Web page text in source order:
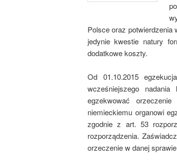
Polsce oraz potwierdzenia
jedynie kwestie natury
dodatkowe koszty.
Od 01.10.2015
wcześniejszego
egzekwować
niemieckiemu organowi
zgodnie z art. 53
rozporządzenia.
orzeczenie w danej